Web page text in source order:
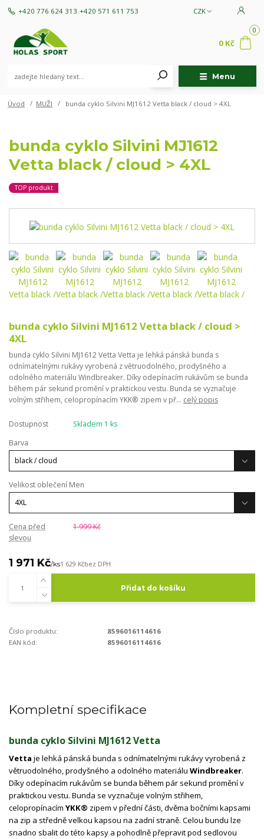
Menu
CZK
+420 776 624 313 +420 571 611 753
0
0 Kč
Úvod MUŽI bunda cyklo Silvini MJ1612 Vetta black / cloud > 4XL
bunda cyklo Silvini MJ1612
Vetta black / cloud > 4XL
TOP produkt
bunda cyklo Silvini MJ1612 Vetta black / cloud >
4XL
bunda cyklo Silvini MJ1612 Vetta Vetta je lehká pánská bunda s
odnímatelnými rukávy vyrobená z větruodolného, ​​prodyšného a
odolného materiálu Windbreaker. Díky odepínacím rukávům se bunda
během pár sekund promění v praktickou vestu. Bunda se vyznačuje
volným střihem, celopropínacím YKK® zipem v př... celý popis
Dostupnost
Skladem 1 ks
Barva
Velikost oblečení Men
Cena před
slevou
1 999 Kč
1 971 Kč/ks1 629 Kčbez DPH
Přidat do košíku
Číslo produktu:
8596016114616
EAN kód:
8596016114616
Kompletní specifikace
bunda cyklo Silvini MJ1612 Vetta
Vetta je lehká pánská bunda s odnímatelnými rukávy vyrobená z
větruodolného, ​​prodyšného a odolného materiálu Windbreaker.
Díky odepínacím rukávům se bunda během pár sekund promění v
praktickou vestu. Bunda se vyznačuje volným střihem,
celopropínacím YKK® zipem v přední části, dvěma bočními kapsami
na zip a středně velkou kapsou na zadní straně. Celou bundu lze
snadno sbalit do této kapsy a pohodlně přepravit pod sedlovou